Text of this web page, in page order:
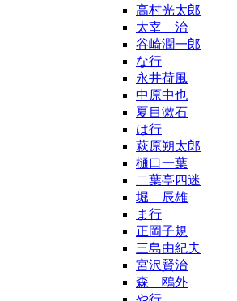
高村光太郎
太宰 治
谷崎潤一郎
な行
永井荷風
中原中也
夏目漱石
は行
萩原朔太郎
樋口一葉
二葉亭四迷
堀 辰雄
ま行
正岡子規
三島由紀夫
宮沢賢治
森 鴎外